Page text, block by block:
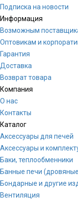
Подписка на новости
Информация
Возможным
Оптовикам и
Гарантия
Доставка
Возврат товара
Компания
О нас
Контакты
Каталог
Аксессуары для печей
Аксессуары и
Баки, теплообменники
Банные печи
Бондарные и другие
Вентиляция